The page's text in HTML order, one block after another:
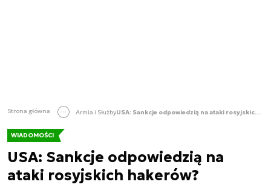
Strona główna Armia i Służby USA: Sankcje odpowiedzią na ataki rosyjskich hakerów?
WIADOMOŚCI
USA: Sankcje odpowiedzią na
ataki rosyjskich hakerów?